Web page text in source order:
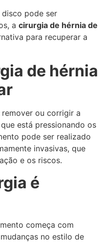
pode ser
a cirurgia de hérnia de
para recuperar a
de hérnia
ou corrigir a
está pressionando os
pode ser realizado
invasivas, que
e os riscos.
é
começa com
no estilo de